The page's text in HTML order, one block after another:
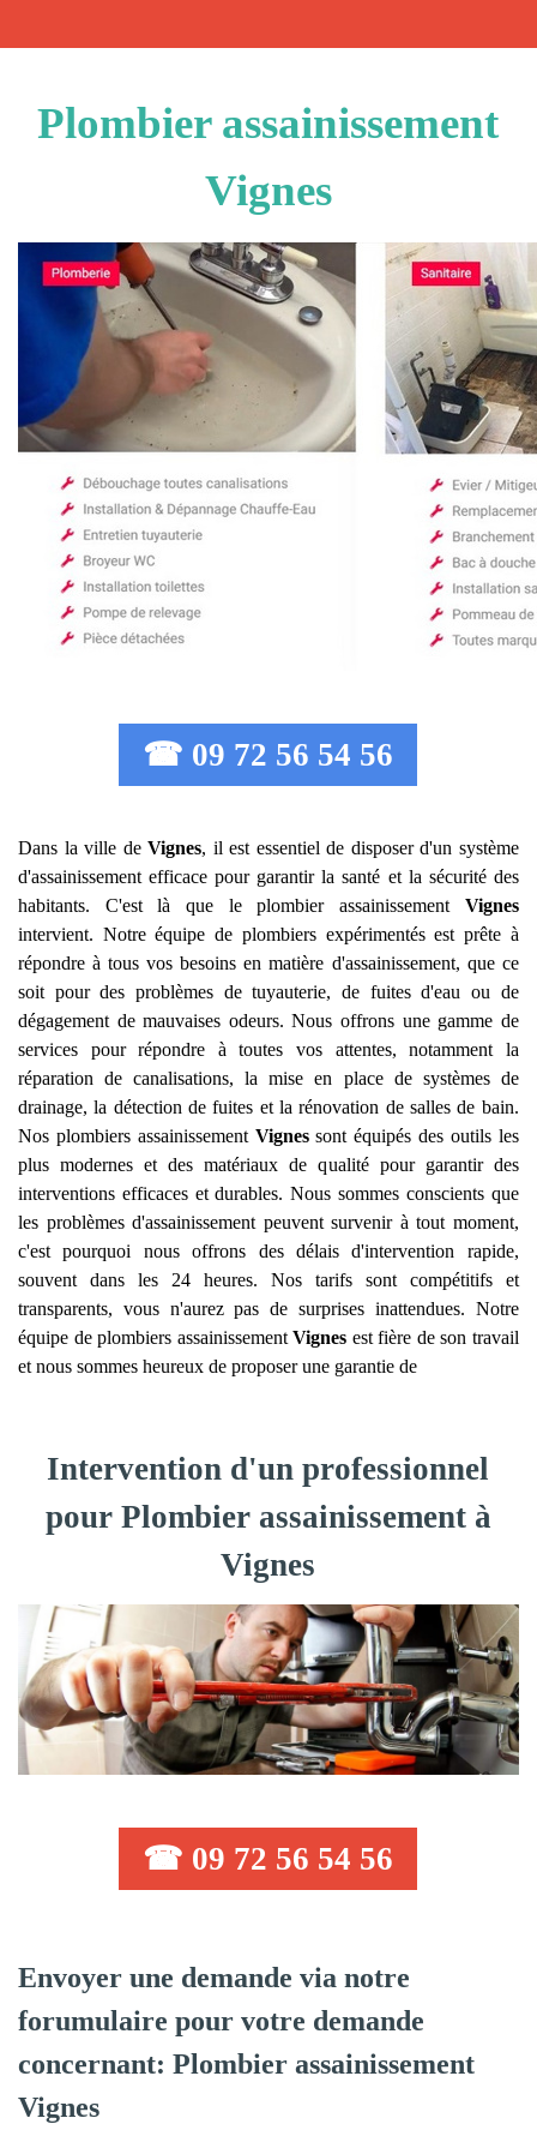
Plombier assainissement
Vignes
☎ 09 72 56 54 56
Dans la ville deVignes, il est essentiel de disposer d'un système
d'assainissement efficace pour garantir la santé et la sécurité des
habitants. C'est là que le plombier assainissement Vignes
intervient. Notre équipe de plombiers expérimentés est prête à
répondre à tous vos besoins en matière d'assainissement, que ce
soit pour des problèmes de tuyauterie, de fuites d'eau ou de
dégagement de mauvaises odeurs. Nous offrons une gamme de
services pour répondre à toutes vos attentes, notamment la
réparation de canalisations, la mise en place de systèmes de
drainage, la détection de fuites et la rénovation de salles de bain.
Nos plombiers assainissement Vignessont équipés des outils les
plus modernes et des matériaux de qualité pour garantir des
interventions efficaces et durables. Nous sommes conscients que
les problèmes d'assainissement peuvent survenir à tout moment,
c'est pourquoi nous offrons des délais d'intervention rapide,
souvent dans les 24 heures. Nos tarifs sont compétitifs et
transparents, vous n'aurez pas de surprises inattendues. Notre
équipe de plombiers assainissementVignes est fière de son travail
et nous sommes heureux de proposer une garantie de
Intervention d'un professionnel
pour Plombier assainissement à
Vignes
☎ 09 72 56 54 56
Envoyer une demande via notre
forumulaire pour votre demande
concernant: Plombier assainissement
Vignes